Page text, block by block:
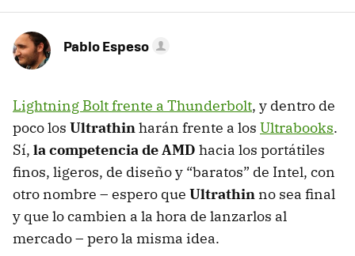
Pablo Espeso
Lightning Bolt frente a Thunderbolt, y dentro de
poco los Ultrathinharán frente a los Ultrabooks.
Sí, la competencia deAMD hacia los portátiles
finos, ligeros, de diseño y “baratos” de Intel, con
otro nombre – espero que Ultrathin no sea final
y que lo cambien a la hora de lanzarlos al
mercado – pero la misma idea.